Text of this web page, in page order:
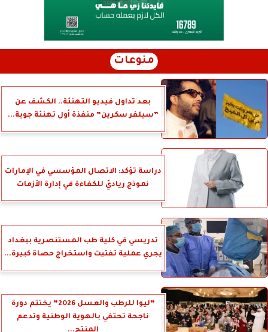
منوعات
بعد تداول فيديو التهنئة.. الكشف عن
”سيلفر سكرين” منفذة أول تهنئة جوية...
دراسة تؤكد: الاتصال المؤسسي في الإمارات
نموذج رياديّ للكفاءة في إدارة الأزمات
تدريسي في كلية طب المستنصرية ببغداد
يجري عملية تفتيت واستخراج حصاة كبيرة...
”ليوا للرطب والعسل 2026” يختتم دورة
ناجحة تحتفي بالهوية الوطنية وتدعم
المنتج...